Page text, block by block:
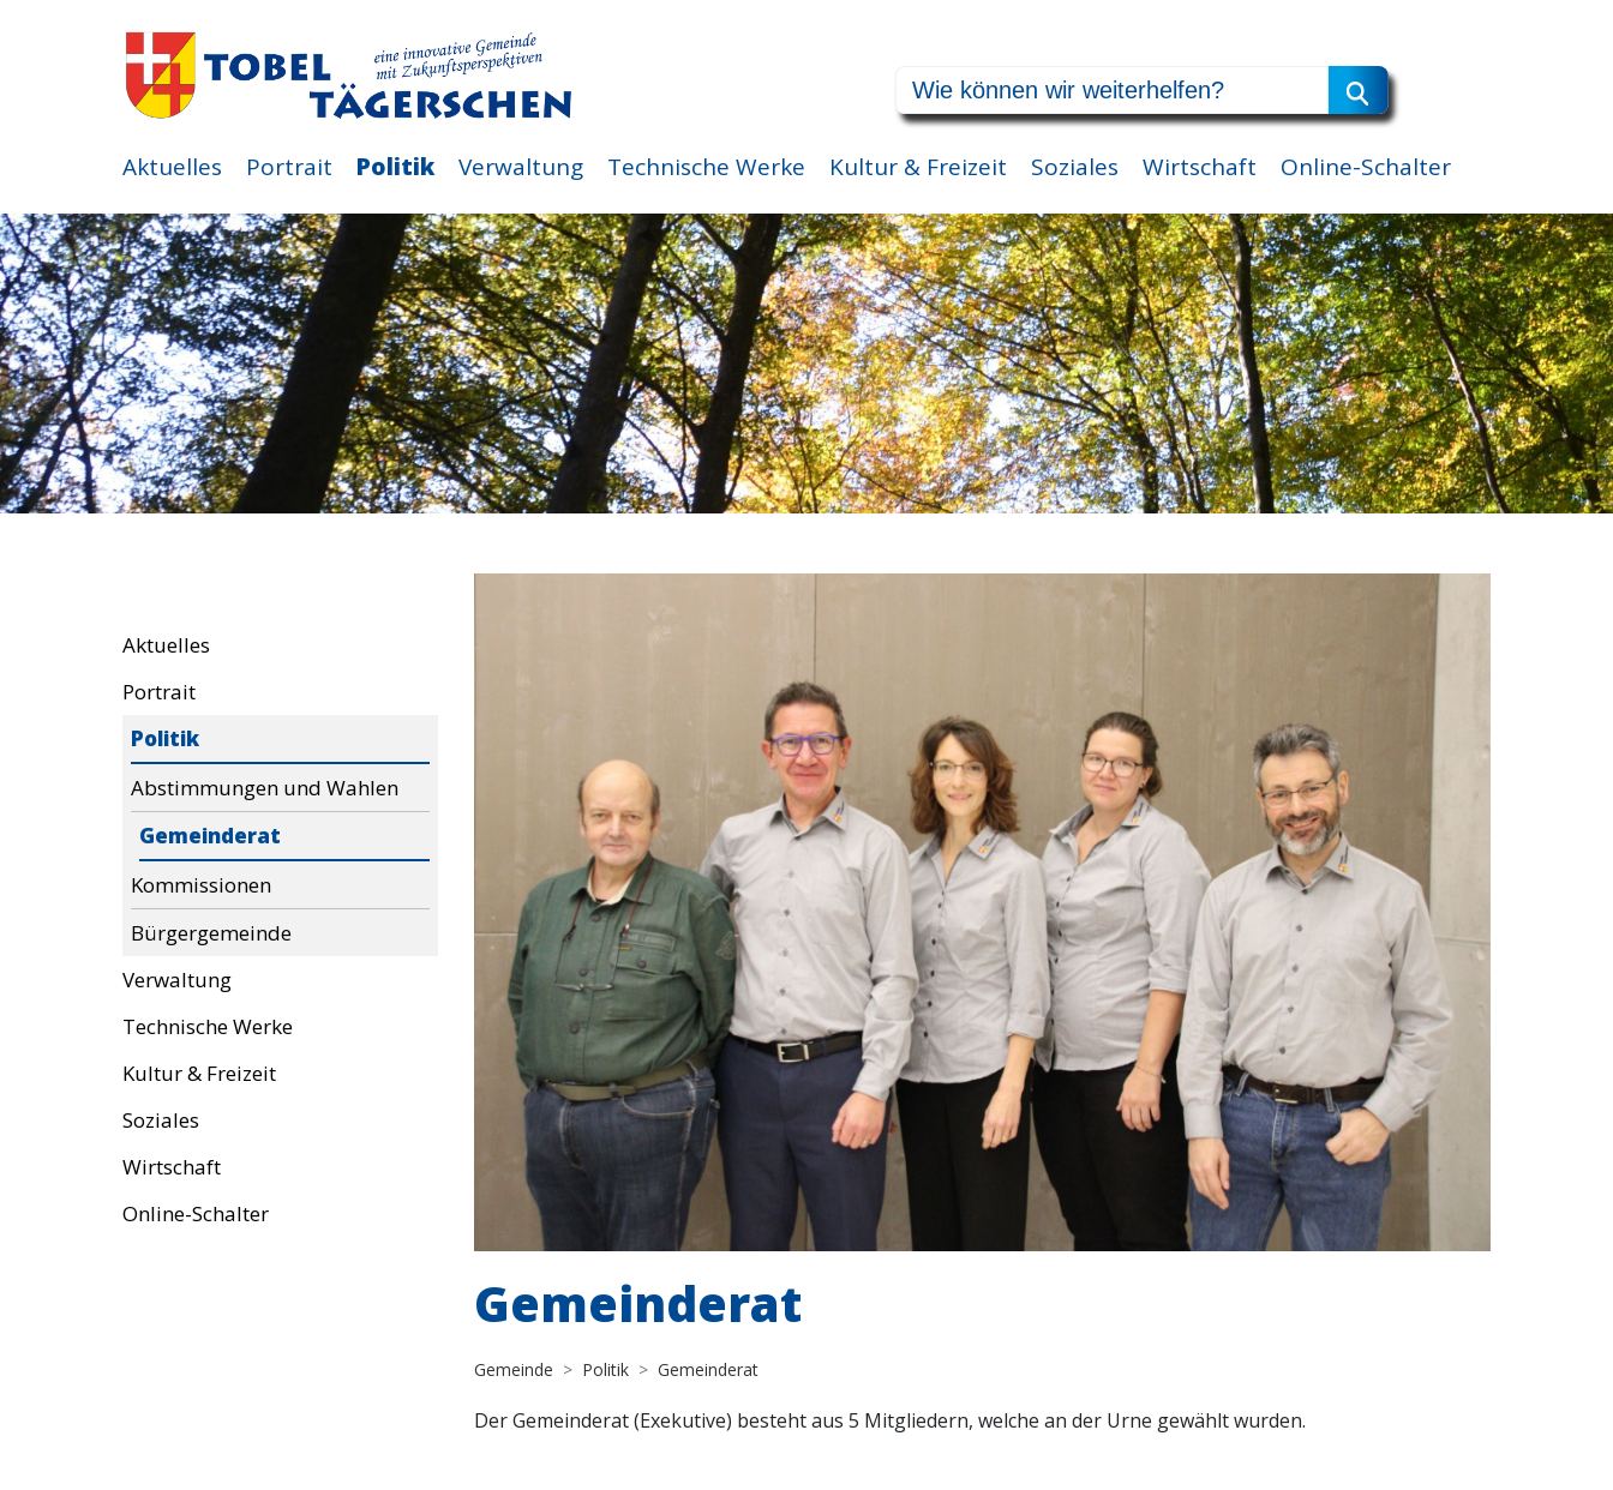
Aktuelles Portrait Politik Verwaltung Technische Werke Kultur & Freizeit Soziales Wirtschaft Online-Schalter
Aktuelles
Portrait
Politik
Abstimmungen und Wahlen
Gemeinderat
Kommissionen
Bürgergemeinde
Verwaltung
Technische Werke
Kultur & Freizeit
Soziales
Wirtschaft
Online-Schalter
Gemeinderat
Gemeinde Politik Gemeinderat
Der Gemeinderat (Exekutive) besteht aus 5 Mitgliedern, welche an der Urne gewählt wurden.